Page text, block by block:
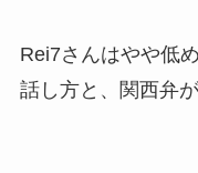
Rei7さんはやや低
話し方と、関西弁